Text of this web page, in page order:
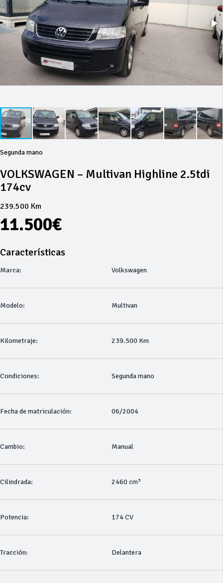
Segunda mano
VOLKSWAGEN – Multivan Highline 2.5tdi
174cv
239.500 Km
11.500€
Características
Marca: Volkswagen
Modelo: Multivan
Kilometraje: 239.500 Km
Condiciones: Segunda mano
Fecha de matriculación: 06/2004
Cambio: Manual
Cilindrada: 2460 cm³
Potencia: 174 CV
Tracción: Delantera